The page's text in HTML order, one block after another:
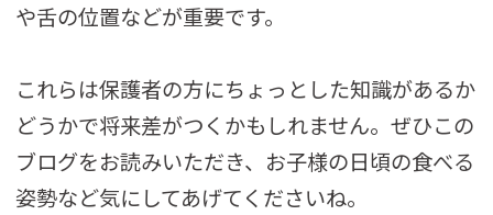
や舌の位置などが重要です。
これらは保護者の方にちょっとした知識があるか
どうかで将来差がつくかもしれません。ぜひこの
ブログをお読みいただき、お子様の日頃の食べる
姿勢など気にしてあげてくださいね。